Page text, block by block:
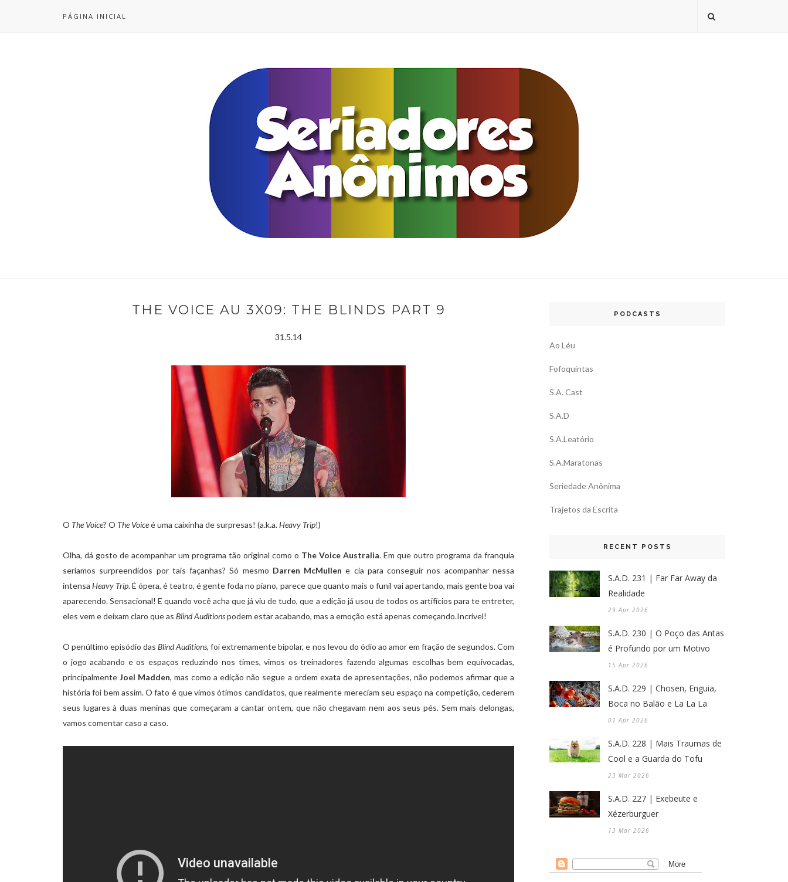
PÁGINA INICIAL
THE VOICE AU 3X09: THE BLINDS PART 9
31.5.14
O The Voice? O The Voiceé uma caixinha de surpresas! (a.k.a.Heavy Trip!)
Olha, dá gosto de acompanhar um programa tão original como o The Voice Australia. Em que outro programa da franquia
seriamos surpreendidos por tais façanhas? Só mesmo Darren McMullen e cia para conseguir nos acompanhar nessa
intensaHeavy Trip. É ópera, é teatro, é gente foda no piano, parece que quanto mais o funil vai apertando, mais gente boa vai
aparecendo. Sensacional! E quando você acha que já viu de tudo, que a edição já usou de todos os artifícios para te entreter,
eles vem e deixam claro que as Blind Auditionspodem estar acabando, mas a emoção está apenas começando.Incrível!
O penúltimo episódio das Blind Auditions, foi extremamente bipolar, e nos levou do ódio ao amor em fração de segundos. Com
o jogo acabando e os espaços reduzindo nos times, vimos os treinadores fazendo algumas escolhas bem equivocadas,
principalmente Joel Madden, mas como a edição não segue a ordem exata de apresentações, não podemos afirmar que a
história foi bem assim. O fato é que vimos ótimos candidatos, que realmente mereciam seu espaço na competição, cederem
seus lugares à duas meninas que começaram a cantar ontem, que não chegavam nem aos seus pés. Sem mais delongas,
vamos comentar caso a caso.
PODCASTS
Ao Léu
Fofoquintas
S.A. Cast
S.A.D
S.A.Leatório
S.A.Maratonas
Seriedade Anônima
Trajetos da Escrita
RECENT POSTS
S.A.D. 231 | Far Far Away da
Realidade
29 Apr 2026
S.A.D. 230 | O Poço das Antas
é Profundo por um Motivo
15 Apr 2026
S.A.D. 229 | Chosen, Enguia,
Boca no Balão e La La La
01 Apr 2026
S.A.D. 228 | Mais Traumas de
Cool e a Guarda do Tofu
23 Mar 2026
S.A.D. 227 | Exebeute e
Xézerburguer
13 Mar 2026